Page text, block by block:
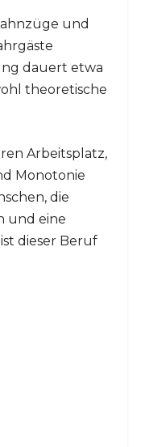
und
dauert etwa
theoretische
Arbeitsplatz,
Monotonie
die
und eine
dieser Beruf